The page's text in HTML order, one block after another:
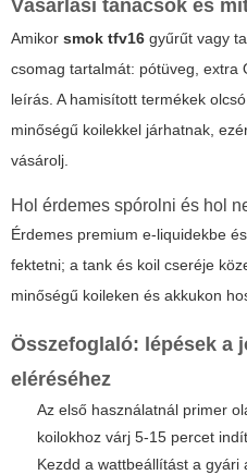
Vásárlási tanácsok és
Amikor smok tfv16 gyűrűt vagy
csomag tartalmát: pótüveg, extra
leírás. A hamisított termékek
minőségű koilekkel járhatnak,
vásárolj.
Hol érdemes spórolni és hol
Érdemes premium e-liquidekbe
fektetni; a tank és koil cseréje
minőségű koileken és akkukon
Összefoglaló: lépések a
eléréséhez
Az első használatnál primer
koilokhoz várj 5-15 percet
Kezdd a wattbeállítást a gyári